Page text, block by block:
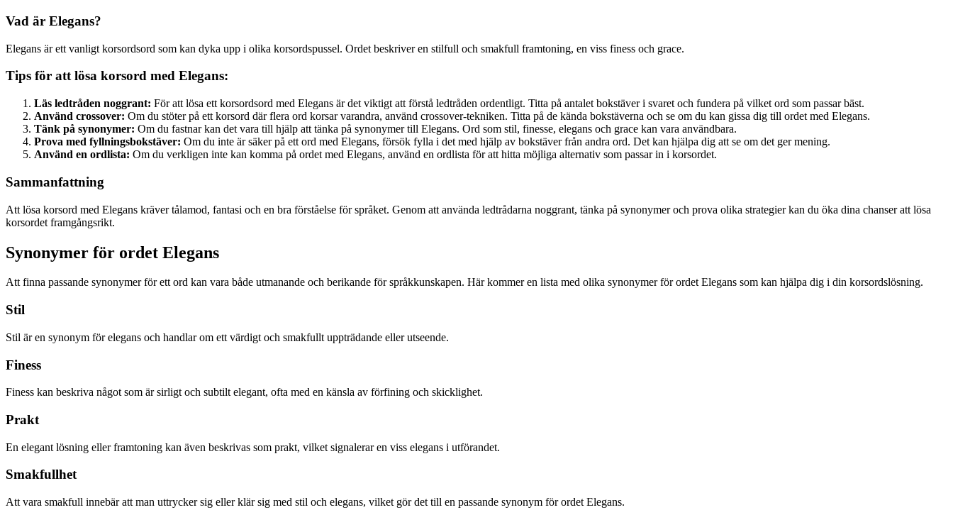
Vad är Elegans?
Elegans är ett vanligt korsordsord som kan dyka upp i olika korsordspussel. Ordet beskriver en stilfull och smakfull framtoning, en viss finess och grace.
Tips för att lösa korsord med Elegans:
Läs ledtråden noggrant: För att lösa ett korsordsord med Elegans är det viktigt att förstå ledtråden ordentligt. Titta på antalet bokstäver i svaret och fundera på vilket ord som passar bäst.
Använd crossover: Om du stöter på ett korsord där flera ord korsar varandra, använd crossover-tekniken. Titta på de kända bokstäverna och se om du kan gissa dig till ordet med Elegans.
Tänk på synonymer: Om du fastnar kan det vara till hjälp att tänka på synonymer till Elegans. Ord som stil, finesse, elegans och grace kan vara användbara.
Prova med fyllningsbokstäver: Om du inte är säker på ett ord med Elegans, försök fylla i det med hjälp av bokstäver från andra ord. Det kan hjälpa dig att se om det ger mening.
Använd en ordlista: Om du verkligen inte kan komma på ordet med Elegans, använd en ordlista för att hitta möjliga alternativ som passar in i korsordet.
Sammanfattning
Att lösa korsord med Elegans kräver tålamod, fantasi och en bra förståelse för språket. Genom att använda ledtrådarna noggrant, tänka på synonymer och prova olika strategier kan du öka dina chanser att lösa
korsordet framgångsrikt.
Synonymer för ordet Elegans
Att finna passande synonymer för ett ord kan vara både utmanande och berikande för språkkunskapen. Här kommer en lista med olika synonymer för ordet Elegans som kan hjälpa dig i din korsordslösning.
Stil
Stil är en synonym för elegans och handlar om ett värdigt och smakfullt uppträdande eller utseende.
Finess
Finess kan beskriva något som är sirligt och subtilt elegant, ofta med en känsla av förfining och skicklighet.
Prakt
En elegant lösning eller framtoning kan även beskrivas som prakt, vilket signalerar en viss elegans i utförandet.
Smakfullhet
Att vara smakfull innebär att man uttrycker sig eller klär sig med stil och elegans, vilket gör det till en passande synonym för ordet Elegans.